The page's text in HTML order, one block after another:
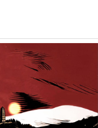
父陈顺通沉船御敌